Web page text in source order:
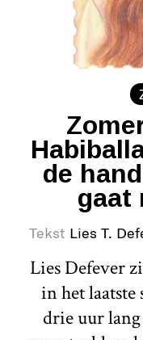
de
gaat
Tekst Lies T.
Lies Defever
in het laatste
drie uur